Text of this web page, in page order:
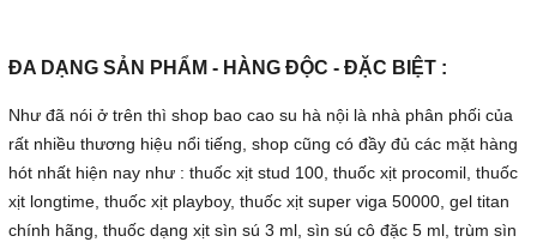
ĐA DẠNG SẢN PHẨM - HÀNG ĐỘC - ĐẶC BIỆT :
Như đã nói ở trên thì shop bao cao su hà nội là nhà phân phối của
rất nhiều thương hiệu nổi tiếng, shop cũng có đầy đủ các mặt hàng
hót nhất hiện nay như : thuốc xịt stud 100, thuốc xịt procomil, thuốc
xịt longtime, thuốc xịt playboy, thuốc xịt super viga 50000, gel titan
chính hãng, thuốc dạng xịt sìn sú 3 ml, sìn sú cô đặc 5 ml, trùm sìn